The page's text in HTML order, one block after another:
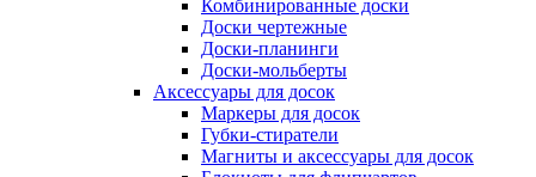
Комбинированные доски
Доски чертежные
Доски-планинги
Доски-мольберты
Аксессуары для досок
Маркеры для досок
Губки-стиратели
Магниты и аксессуары для досок